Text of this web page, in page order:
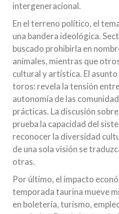
intergeneracional.
En el terreno político, el
una bandera ideológica.
buscado prohibirla en
animales, mientras que
cultural y artística. El
toros: revela la tensión
autonomía de las
prácticas. La discusión
prueba la capacidad del
reconocer la diversidad
de una sola visión se
otras.
Por último, el impacto
temporada taurina mueve
en boletería, turismo,